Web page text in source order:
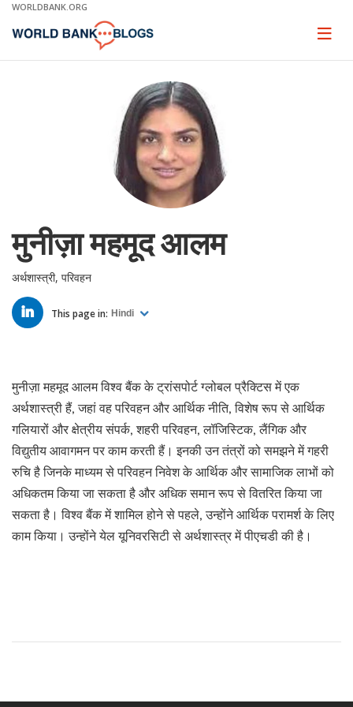
Skip
Main
WORLDBANK.ORG
Page
मुनीज़ा महमूद आलम
अर्थशास्त्री, परिवहन
LINKED
IN This page in: Hindi
मुनीज़ा महमूद आलम विश्व बैंक के ट्रांसपोर्ट ग्लोबल प्रैक्टिस में एक
अर्थशास्त्री हैं,जहां वह परिवहन और आर्थिक नीति,विशेष रूप से आर्थिक
गलियारों और क्षेत्रीय संपर्क,शहरी परिवहन,लॉजिस्टिक,लैंगिक और
विद्युतीय आवागमन पर काम करती हैं। इनकी उन तंत्रों को समझने में गहरी
रुचि है जिनके माध्यम से परिवहन निवेश के आर्थिक और सामाजिक लाभों को
अधिकतम किया जा सकता है और अधिक समान रूप से वितरित किया जा
सकता है। विश्व बैंक में शामिल होने से पहले,उन्होंने आर्थिक परामर्श के लिए
काम किया। उन्होंने येल यूनिवरसिटी से अर्थशास्त्र में पीएचडी की है।